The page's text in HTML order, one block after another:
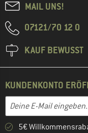
MAIL UNS!
07121/70 12 0
KAUF BEWUSST
KUNDENKONTO
E-Mail-Adresse
Gib hier deine E-Mail-
5€